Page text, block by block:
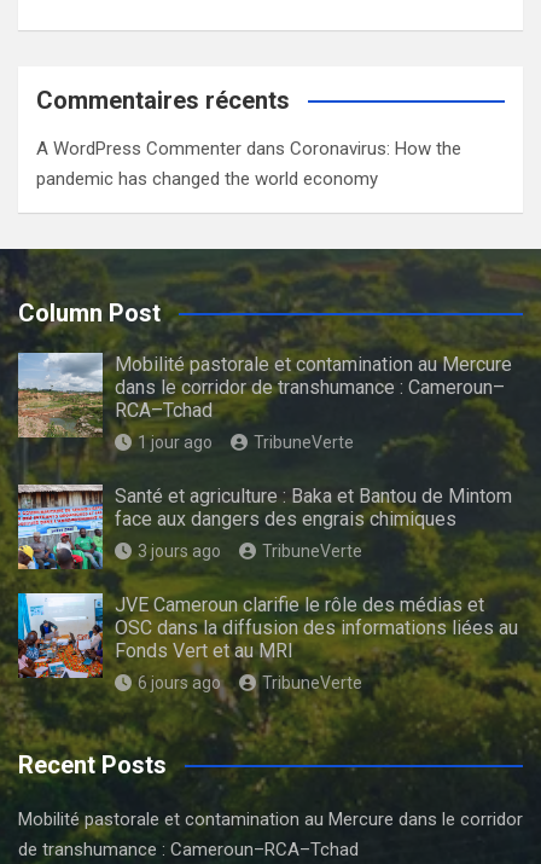
Commentaires récents
A WordPress Commenter dans Coronavirus: How the
pandemic has changed the world economy
Column Post
Mobilité pastorale et contamination au Mercure
dans le corridor de transhumance : Cameroun–
RCA–Tchad
1 jour ago TribuneVerte
Santé et agriculture : Baka et Bantou de Mintom
face aux dangers des engrais chimiques
3 jours ago TribuneVerte
JVE Cameroun clarifie le rôle des médias et
OSC dans la diffusion des informations liées au
Fonds Vert et au MRI
6 jours ago TribuneVerte
Recent Posts
Mobilité pastorale et contamination au Mercure dans le corridor
de transhumance : Cameroun–RCA–Tchad